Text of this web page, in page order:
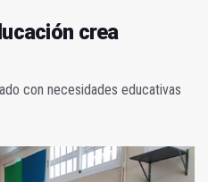
crea
con necesidades educativas